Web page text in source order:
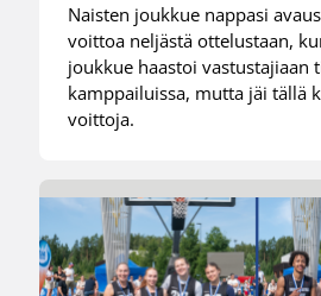
Naisten joukkue nappasi
voittoa neljästä ottelustaan,
joukkue haastoi vastustajiaan
kamppailuissa, mutta jäi tällä
voittoja.